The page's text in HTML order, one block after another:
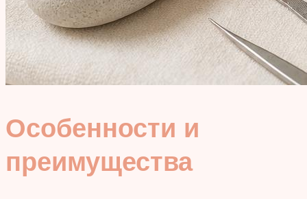
Особенности и
преимущества